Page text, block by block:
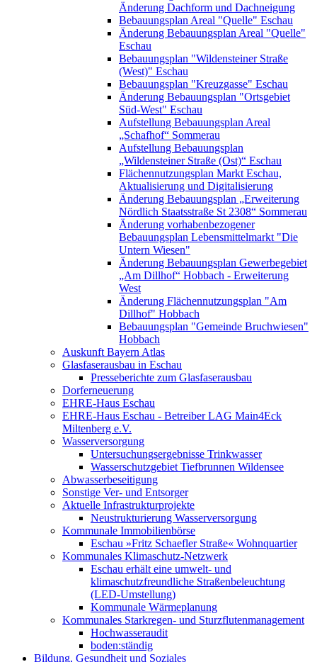
Änderung Dachform und Dachneigung
Bebauungsplan Areal "Quelle" Eschau
Änderung Bebauungsplan Areal "Quelle"
Eschau
Bebauungsplan "Wildensteiner Straße
(West)" Eschau
Bebauungsplan "Kreuzgasse" Eschau
Änderung Bebauungsplan "Ortsgebiet
Süd-West" Eschau
Aufstellung Bebauungsplan Areal
„Schafhof“ Sommerau
Aufstellung Bebauungsplan
„Wildensteiner Straße (Ost)“ Eschau
Flächennutzungsplan Markt Eschau,
Aktualisierung und Digitalisierung
Änderung Bebauungsplan „Erweiterung
Nördlich Staatsstraße St 2308“ Sommerau
Änderung vorhabenbezogener
Bebauungsplan Lebensmittelmarkt "Die
Untern Wiesen"
Änderung Bebauungsplan Gewerbegebiet
„Am Dillhof“ Hobbach - Erweiterung
West
Änderung Flächennutzungsplan "Am
Dillhof" Hobbach
Bebauungsplan "Gemeinde Bruchwiesen"
Hobbach
Auskunft Bayern Atlas
Glasfaserausbau in Eschau
Presseberichte zum Glasfaserausbau
Dorferneuerung
EHRE-Haus Eschau
EHRE-Haus Eschau - Betreiber LAG Main4Eck
Miltenberg e.V.
Wasserversorgung
Untersuchungsergebnisse Trinkwasser
Wasserschutzgebiet Tiefbrunnen Wildensee
Abwasserbeseitigung
Sonstige Ver- und Entsorger
Aktuelle Infrastrukturprojekte
Neustrukturierung Wasserversorgung
Kommunale Immobilienbörse
Eschau »Fritz Schaefler Straße« Wohnquartier
Kommunales Klimaschutz-Netzwerk
Eschau erhält eine umwelt- und
klimaschutzfreundliche Straßenbeleuchtung
(LED-Umstellung)
Kommunale Wärmeplanung
Kommunales Starkregen- und Sturzflutenmanagement
Hochwasseraudit
boden:ständig
Bildung, Gesundheit und Soziales